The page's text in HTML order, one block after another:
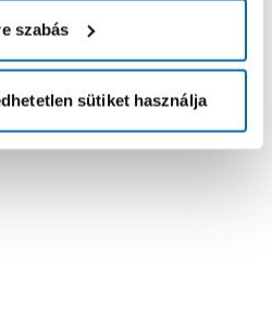
szabás
sütiket használja